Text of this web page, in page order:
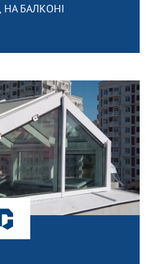
БАЛКОНІ